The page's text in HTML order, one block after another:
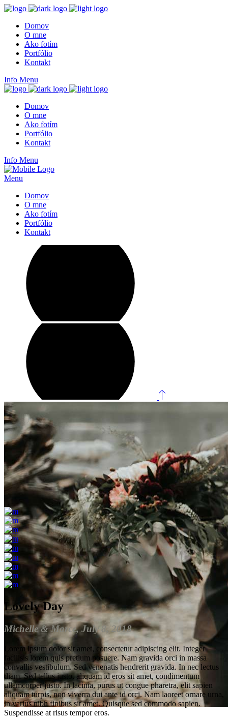
Domov
O mne
Ako fotím
Portfólio
Kontakt
Info Menu
Domov
O mne
Ako fotím
Portfólio
Kontakt
Info Menu
Menu
Domov
O mne
Ako fotím
Portfólio
Kontakt
Lovely Day
Michelle & Marce, July 8, 2018
Lorem ipsum dolor sit amet, consectetur adipiscing elit. Integer
facilisis lorem quis pretium posuere. Nam gravida orci in massa
convallis vestibulum. Sed venenatis hendrerit gravida. In nec lectus
diam. Sed tellus justo, aliquam id eros sit amet, condimentum
ullamcorper justo. In lacinia, purus ut congue pharetra, elit sapien
aliquam turpis, non viverra dui ante id orci. Nam laoreet ornare urna,
in varius nibh finibus sit amet. Quisque sed commodo sapien.
Suspendisse at risus tempor eros.